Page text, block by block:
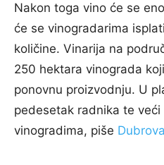
Nakon toga vino će se
će se vinogradarima
količine. Vinarija na
250 hektara vinograda
ponovnu proizvodnju. U
pedesetak radnika te
vinogradima, piše